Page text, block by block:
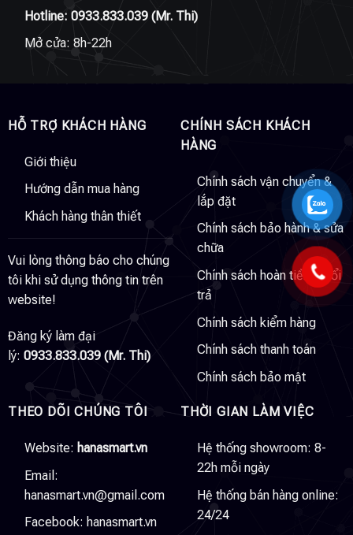
Hotline: 0933.833.039(Mr. Thi)
Mở cửa: 8h-22h
HỖ TRỢ KHÁCH HÀNG
Giới thiệu
Hướng dẫn mua hàng
Khách hàng thân thiết
Vui lòng thông báo cho chúng
tôi khi sử dụng thông tin trên
website!
Đăng ký làm đại
lý: 0933.833.039 (Mr. Thi)
CHÍNH SÁCH KHÁCH
HÀNG
Chính sách vận chuyển &
lắp đặt
Chính sách bảo hành & sửa
chữa
Chính sách hoàn tiền & đổi
trả
Chính sách kiểm hàng
Chính sách thanh toán
Chính sách bảo mật
THEO DÕI CHÚNG TÔI
Website: hanasmart.vn
Email:
hanasmart.vn@gmail.com
Facebook: hanasmart.vn
THỜI GIAN LÀM VIỆC
Hệ thống showroom: 8-
22h mỗi ngày
Hệ thống bán hàng online:
24/24